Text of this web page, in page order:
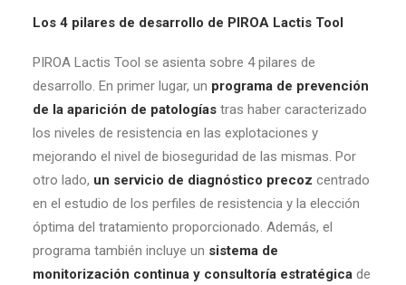
Los 4 pilares de desarrollo de PIROA Lactis Tool
PIROA Lactis Tool se asienta sobre 4 pilares de
desarrollo. En primer lugar, un programa de prevención
de la aparición de patologías tras haber caracterizado
los niveles de resistencia en las explotaciones y
mejorando el nivel de bioseguridad de las mismas. Por
otro lado, un servicio de diagnóstico precoz centrado
en el estudio de los perfiles de resistencia y la elección
óptima del tratamiento proporcionado. Además, el
programa también incluye un sistema de
monitorización continua y consultoría estratégica de